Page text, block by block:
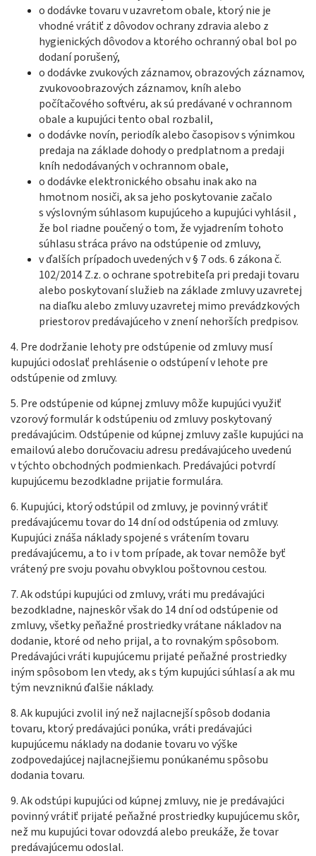
o dodávke tovaru v uzavretom obale, ktorý nie je
vhodné vrátiť z dôvodov ochrany zdravia alebo z
hygienických dôvodov a ktorého ochranný obal bol po
dodaní porušený,
o dodávke zvukových záznamov, obrazových záznamov,
zvukovoobrazových záznamov, kníh alebo
počítačového softvéru, ak sú predávané v ochrannom
obale a kupujúci tento obal rozbalil,
o dodávke novín, periodík alebo časopisov s výnimkou
predaja na základe dohody o predplatnom a predaji
kníh nedodávaných v ochrannom obale,
o dodávke elektronického obsahu inak ako na
hmotnom nosiči, ak sa jeho poskytovanie začalo
s výslovným súhlasom kupujúceho a kupujúci vyhlásil ,
že bol riadne poučený o tom, že vyjadrením tohoto
súhlasu stráca právo na odstúpenie od zmluvy,
v ďalších prípadoch uvedených v § 7 ods. 6 zákona č.
102/2014 Z.z. o ochrane spotrebiteľa pri predaji tovaru
alebo poskytovaní služieb na základe zmluvy uzavretej
na diaľku alebo zmluvy uzavretej mimo prevádzkových
priestorov predávajúceho v znení nehorších predpisov.
4. Pre dodržanie lehoty pre odstúpenie od zmluvy musí
kupujúci odoslať prehlásenie o odstúpení v lehote pre
odstúpenie od zmluvy.
5. Pre odstúpenie od kúpnej zmluvy môže kupujúci využiť
vzorový formulár k odstúpeniu od zmluvy poskytovaný
predávajúcim. Odstúpenie od kúpnej zmluvy zašle kupujúci na
emailovú alebo doručovaciu adresu predávajúceho uvedenú
v týchto obchodných podmienkach. Predávajúci potvrdí
kupujúcemu bezodkladne prijatie formulára.
6. Kupujúci, ktorý odstúpil od zmluvy, je povinný vrátiť
predávajúcemu tovar do 14 dní od odstúpenia od zmluvy.
Kupujúci znáša náklady spojené s vrátením tovaru
predávajúcemu, a to i v tom prípade, ak tovar nemôže byť
vrátený pre svoju povahu obvyklou poštovnou cestou.
7. Ak odstúpi kupujúci od zmluvy, vráti mu predávajúci
bezodkladne, najneskôr však do 14 dní od odstúpenie od
zmluvy, všetky peňažné prostriedky vrátane nákladov na
dodanie, ktoré od neho prijal, a to rovnakým spôsobom.
Predávajúci vráti kupujúcemu prijaté peňažné prostriedky
iným spôsobom len vtedy, ak s tým kupujúci súhlasí a ak mu
tým nevzniknú ďalšie náklady.
8. Ak kupujúci zvolil iný než najlacnejší spôsob dodania
tovaru, ktorý predávajúci ponúka, vráti predávajúci
kupujúcemu náklady na dodanie tovaru vo výške
zodpovedajúcej najlacnejšiemu ponúkanému spôsobu
dodania tovaru.
9. Ak odstúpi kupujúci od kúpnej zmluvy, nie je predávajúci
povinný vrátiť prijaté peňažné prostriedky kupujúcemu skôr,
než mu kupujúci tovar odovzdá alebo preukáže, že tovar
predávajúcemu odoslal.